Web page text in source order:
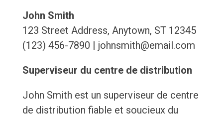
John Smith
123 Street Address, Anytown, ST 12345
(123) 456-7890 | johnsmith@email.com
Superviseur du centre de distribution
John Smith est un superviseur de centre
de distribution fiable et soucieux du